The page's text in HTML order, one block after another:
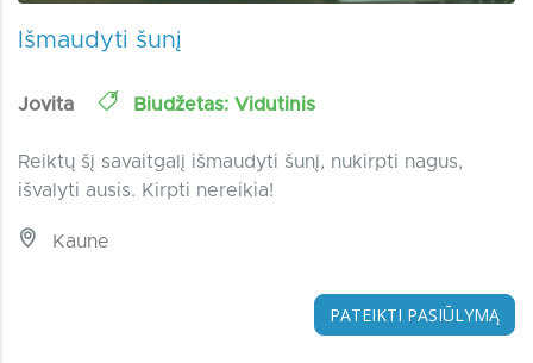
Išmaudyti šunį
Jovita Biudžetas: Vidutinis
Reiktų šį savaitgalį išmaudyti šunį, nukirpti nagus,
išvalyti ausis. Kirpti nereikia!
Kaune
PATEIKTI PASIŪLYMĄ